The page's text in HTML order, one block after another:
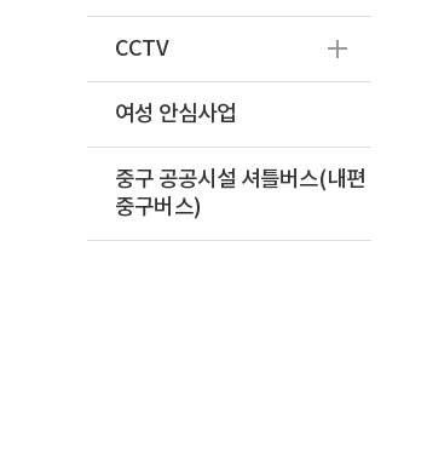
CCTV
여성 안심사업
중구 공공시설 셔틀버스(내편
중구버스)